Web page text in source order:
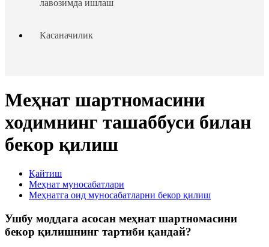
лавозимда ишлаш
Касаначилик
Ходим ва иш берувчининг жавобгарлиги
Ходимлар ҳуқуқларининг кафолатлари
Ходимларни аттестациядан ўтказиш
Меҳнат низолари
Меҳнат шартномасини
ходимнинг ташаббуси билан
бекор қилиш
Қайтиш
Меҳнат муносабатлари
Меҳнатга оид муносабатларни бекор қилиш
Ушбу моддага асосан меҳнат шартномасини
бекор қилишнинг тартиби қандай?